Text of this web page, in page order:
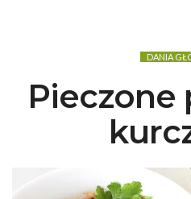
DANIA
Pieczone